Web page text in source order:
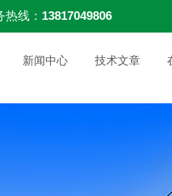
热线： 13817049806
新闻中心 技术文章